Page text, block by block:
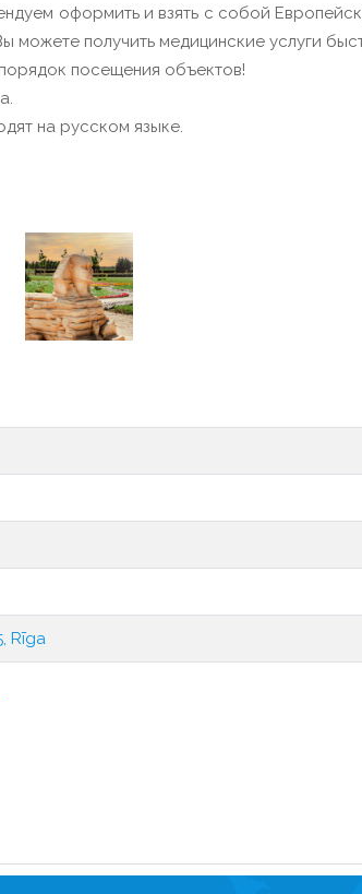
оформить и взять с собой
можете получить медицинские услуги
посещения объектов!
на русском языке.
Rīga